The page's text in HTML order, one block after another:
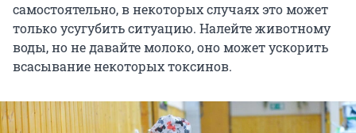
самостоятельно, в некоторых случаях это может
только усугубить ситуацию. Налейте животному
воды, но не давайте молоко, оно может ускорить
всасывание некоторых токсинов.